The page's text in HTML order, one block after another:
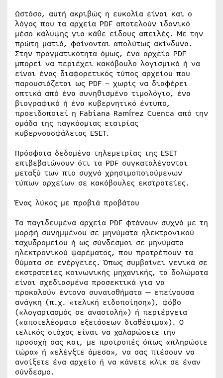
Ωστόσο, αυτή ακριβώς η ευκολία είναι και ο
λόγος που τα αρχεία PDF αποτελούν ιδανικό
μέσο κάλυψης για κάθε είδους απειλές. Με την
πρώτη ματιά, φαίνονται απολύτως ακίνδυνα.
Στην πραγματικότητα όμως, ένα αρχείο PDF
μπορεί να περιέχει κακόβουλο λογισμικό ή να
είναι ένας διαφορετικός τύπος αρχείου που
παρουσιάζεται ως PDF – χωρίς να διαφέρει
οπτικά από ένα συνηθισμένο τιμολόγιο, ένα
βιογραφικό ή ένα κυβερνητικό έντυπο,
προειδοποιεί η Fabiana Ramírez Cuenca από την
ομάδα της παγκόσμιας εταιρίας
κυβερνοασφάλειας ESET.
Πρόσφατα δεδομένα τηλεμετρίας της ESET
επιβεβαιώνουν ότι τα PDF συγκαταλέγονται
μεταξύ των πιο συχνά χρησιμοποιούμενων
τύπων αρχείων σε κακόβουλες εκστρατείες.
Ένας λύκος με προβιά προβάτου
Τα παγιδευμένα αρχεία PDF φτάνουν συχνά με τη
μορφή συνημμένου σε μηνύματα ηλεκτρονικού
ταχυδρομείου ή ως σύνδεσμοι σε μηνύματα
ηλεκτρονικού ψαρέματος, που προτρέπουν τα
θύματα σε ενέργειες. Όπως συμβαίνει γενικά σε
εκστρατείες κοινωνικής μηχανικής, τα δολώματα
είναι σχεδιασμένα προσεκτικά για να
προκαλούν έντονα συναισθήματα — επείγουσα
ανάγκη (π.χ. «τελική ειδοποίηση»), φόβο
(«λογαριασμός σε αναστολή») ή περιέργεια
(«αποτελέσματα εξετάσεων διαθέσιμα»). Ο
τελικός στόχος είναι να χαλαρώσετε την
προσοχή σας και, με προτροπές όπως «πληρώστε
τώρα» ή «ελέγξτε άμεσα», να σας πιέσουν να
ανοίξετε ένα αρχείο ή να κάνετε κλικ σε έναν
σύνδεσμο.